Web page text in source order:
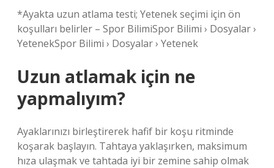
*Ayakta uzun atlama testi; Yetenek seçimi için ön
koşulları belirler – Spor BilimiSpor Bilimi › Dosyalar ›
YetenekSpor Bilimi › Dosyalar › Yetenek
Uzun atlamak için ne
yapmalıyım?
Ayaklarınızı birleştirerek hafif bir koşu ritminde
koşarak başlayın. Tahtaya yaklaşırken, maksimum
hıza ulaşmak ve tahtada iyi bir zemine sahip olmak